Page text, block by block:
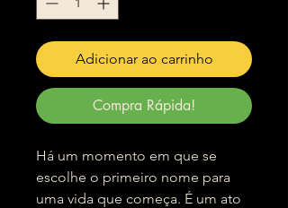
Adicionar ao carrinho
Compra Rápida!
Há um momento em que se
escolhe o primeiro nome para
uma vida que começa. É um ato